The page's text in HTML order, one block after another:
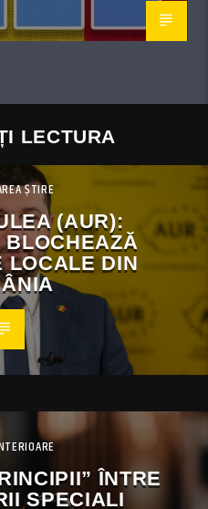
LECTURA
ȘTIRE
(AUR):
BLOCHEAZĂ
LOCALE DIN
ÎNTRE
SPECIALI